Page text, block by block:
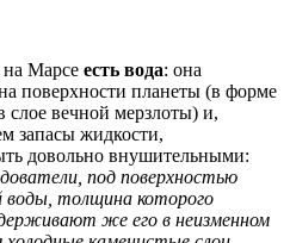
на Марсе есть вода: она
поверхности планеты (в форме
вечной мерзлоты) и,
запасы жидкости,
довольно внушительными:
под поверхностью
толщина которого
же его в неизменном